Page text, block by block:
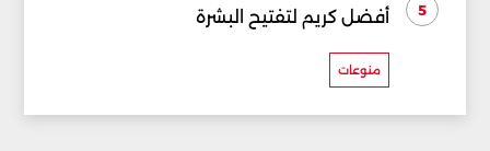
5 أفضل كريم لتفتيح البشرة
منوعات